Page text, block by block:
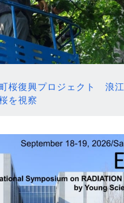
桜復興プロジェクト 浪江
を視察